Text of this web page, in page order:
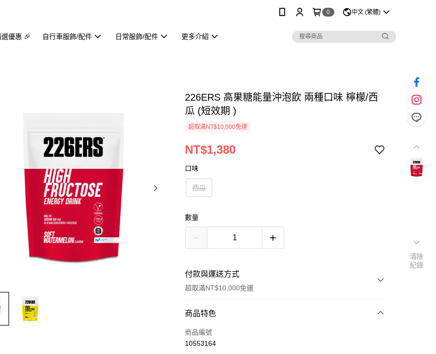
0 中文 (繁體)
優惠 🎉 自行車服飾/配件 日常服飾/配件 更多介紹
226ERS 高果糖能量沖泡飲 兩種口味 檸檬/西
瓜 (短效期 )
超取滿NT$10,000免運
NT$1,380
口味
西瓜
數量
付款與運送方式
超取滿NT$10,000免運
付款方式
信用卡一次付款
商品特色
商品編號
10553164
清除
紀錄